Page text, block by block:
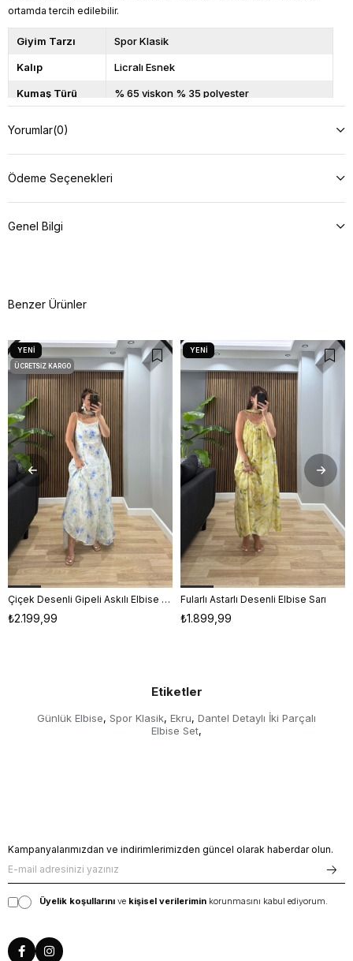
ortamda tercih edilebilir.
Giyim Tarzı Spor Klasik
Kalıp Licralı Esnek
Kumaş Türü % 65 viskon % 35 polyester
Üzerindeki
Ürün Boyu 145
Açıklama
Yorumlar(0)
Ödeme Seçenekleri
Genel Bilgi
Benzer Ürünler
S M L
Çiçek Desenli Gipeli Askılı Elbise Mavi
₺2.199,99
YENI
ÜRÜN
ÜCRETSIZ KARGO
S M L
Fularlı Astarlı Desenli Elbise Sarı
₺1.899,99
YENI
ÜRÜN
Etiketler
Günlük Elbise, Spor Klasik, Ekru, Dantel Detaylı İki Parçalı
Elbise Set,
Kampanyalarımızdan ve indirimlerimizden güncel olarak haberdar olun.
Üyelik koşullarını ve kişisel verilerimin korunmasını kabul ediyorum.